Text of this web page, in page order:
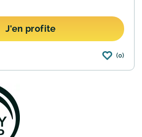
J'en profite
achat dépassant les 30€ sur
Remise automatiquement
appliqué...
(0)